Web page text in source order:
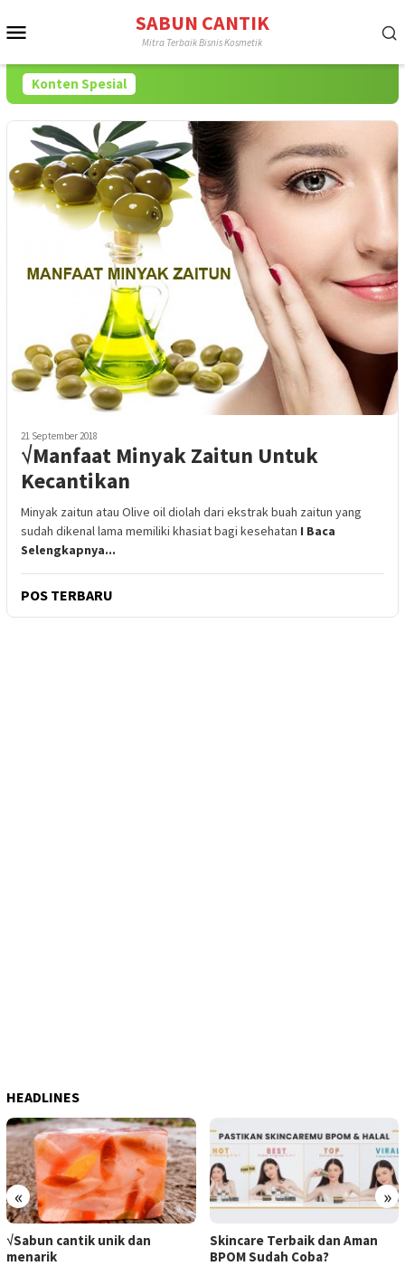
ke
SABUN CANTIK
Mitra Terbaik Bisnis Kosmetik
Konten Spesial
21 September 2018
√Manfaat Minyak Zaitun Untuk
Kecantikan
Minyak zaitun atau Olive oil diolah dari ekstrak buah zaitun yang
sudah dikenal lama memiliki khasiat bagi kesehatan I Baca
Selengkapnya...
POS TERBARU
HEADLINES
« »
√Sabun cantik unik dan
menarik
Skincare Terbaik dan Aman
BPOM Sudah Coba?